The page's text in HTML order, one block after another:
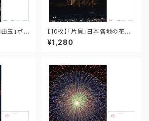
由玉」ポス
【10枚】「片貝」日本各地の花火
¥1,280